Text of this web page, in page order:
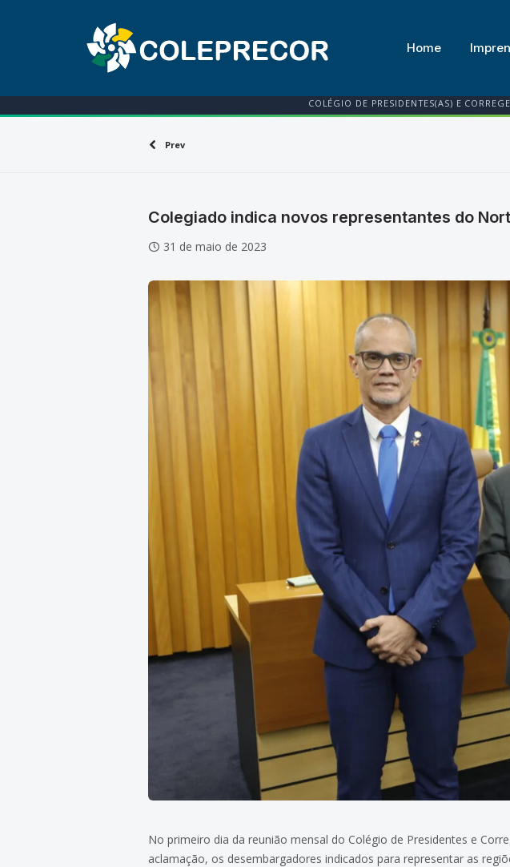
Home
COLÉGIO DE PRESIDENTES(AS) E
Prev
Colegiado indica novos representantes do
31 de maio de 2023
No primeiro dia da reunião mensal do Colégio de Presidentes e
aclamação, os desembargadores indicados para representar as